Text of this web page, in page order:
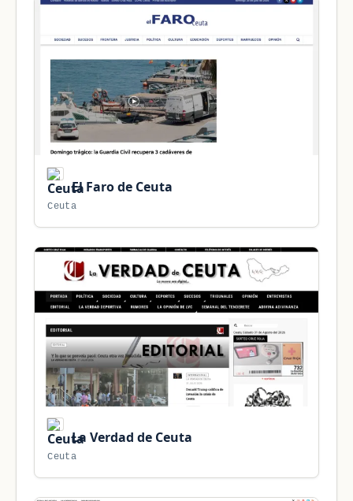
El Faro de Ceuta
Ceuta
La Verdad de Ceuta
Ceuta